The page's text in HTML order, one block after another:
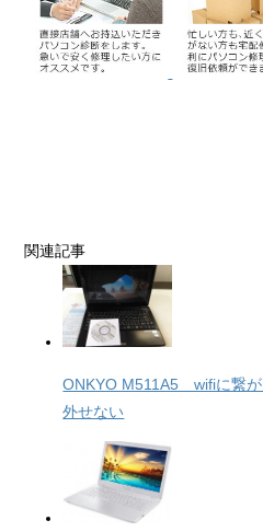
関連記事
ONKYO M511A5 wifiに繋
外せない